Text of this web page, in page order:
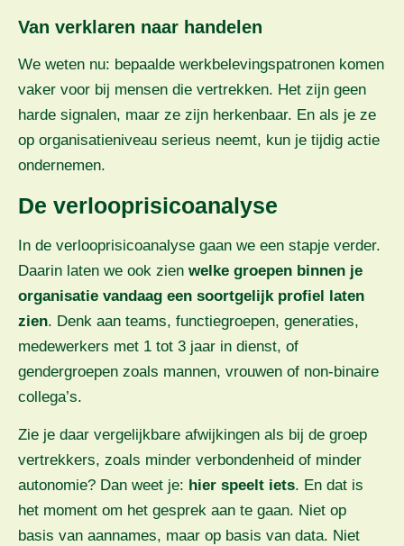
Van verklaren naar handelen
We weten nu: bepaalde werkbelevingspatronen komen
vaker voor bij mensen die vertrekken. Het zijn geen
harde signalen, maar ze zijn herkenbaar. En als je ze
op organisatieniveau serieus neemt, kun je tijdig actie
ondernemen.
De verlooprisicoanalyse
In de verlooprisicoanalyse gaan we een stapje verder.
Daarin laten we ook zien welke groepen binnen je
organisatie vandaag een soortgelijk profiel laten
zien. Denk aan teams, functiegroepen, generaties,
medewerkers met 1 tot 3 jaar in dienst, of
gendergroepen zoals mannen, vrouwen of non-binaire
collega’s.
Zie je daar vergelijkbare afwijkingen als bij de groep
vertrekkers, zoals minder verbondenheid of minder
autonomie? Dan weet je: hier speelt iets. En dat is
het moment om het gesprek aan te gaan. Niet op
basis van aannames, maar op basis van data. Niet